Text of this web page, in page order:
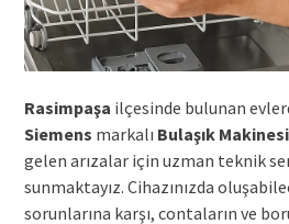
Rasimpaşa ilçesinde bulunan
Siemens markalı Bulaşık Makinesi
gelen arızalar için uzman teknik
sunmaktayız. Cihazınızda
sorunlarına karşı, contaların ve